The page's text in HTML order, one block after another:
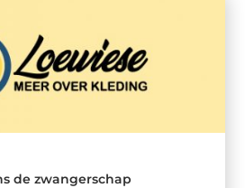
de zwangerschap